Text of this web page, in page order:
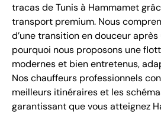
tracas de Tunis à Hammamet
transport premium. Nous
d’une transition en douceur après
pourquoi nous proposons une
modernes et bien entretenus,
Nos chauffeurs professionnels
meilleurs itinéraires et les
garantissant que vous atteignez